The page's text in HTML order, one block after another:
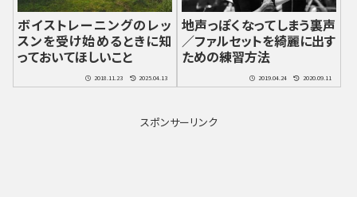
ボイストレーニングのレッ
スンを受け始めるときに知
っておいてほしいこと
2018.11.23 2025.04.13
地声っぽくなってしまう裏声
／ファルセットを綺麗に出す
ための練習方法
2019.04.24 2020.09.11
スポンサーリンク